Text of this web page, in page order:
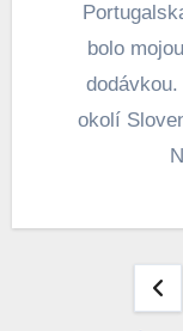
bolo
okolí